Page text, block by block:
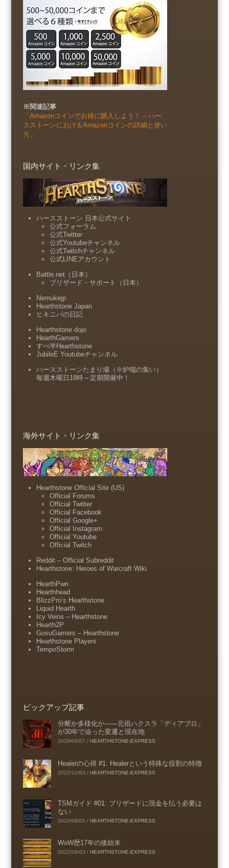
※関連記事
「Amazonコインでお得に購入しよう！ – ハー
スストーンにおけるAmazonコインの詳細と使い
方」
国内サイト・リンク集
ハースストーン 日本公式サイト
公式フォーラム
公式Twitter
公式Youtubeチャンネル
公式Twitchチャンネル
公式LINEアカウント
Battle.net（日本）
ブリザード・サポート（日本）
Nemukejp
Hearthstone Japan
ヒキニパの日記
Hearthstone dojo
HearthGamers
すべ半Hearthstone
JubileE Youtubeチャンネル
ハースストーンたまり場（※炉端の集い）
毎週木曜日18時～定期開催中！
海外サイト・リンク集
Hearthstone Official Site (US)
Official Forums
Official Twitter
Official Facebook
Official Google+
Official Instagram
Official Youtube
Official Twitch
Reddit – Official Subreddit
Hearthstone: Heroes of Warcraft Wiki
HearthPwn
Hearthhead
BlizzPro’s Hearthstone
Liquid Hearth
Icy Veins – Hearthstone
Hearth2P
GosuGamers – Hearthstone
Hearthstone Players
TempoStorm
ピックアップ記事
分断か多様化か――元祖ハクスラ「ディアブロ」
が30年で辿った変遷と現在地
2026/03/07 / HEARTHSTONE-EXPRESS
Healerの心得 #1: Healerという特殊な役割の特徴
2022/12/03 / HEARTHSTONE-EXPRESS
TSMガイド #01: ブリザードに現金を払う必要は
ない
2022/08/05 / HEARTHSTONE-EXPRESS
WoW歴17年の後始末
2022/08/03 / HEARTHSTONE-EXPRESS